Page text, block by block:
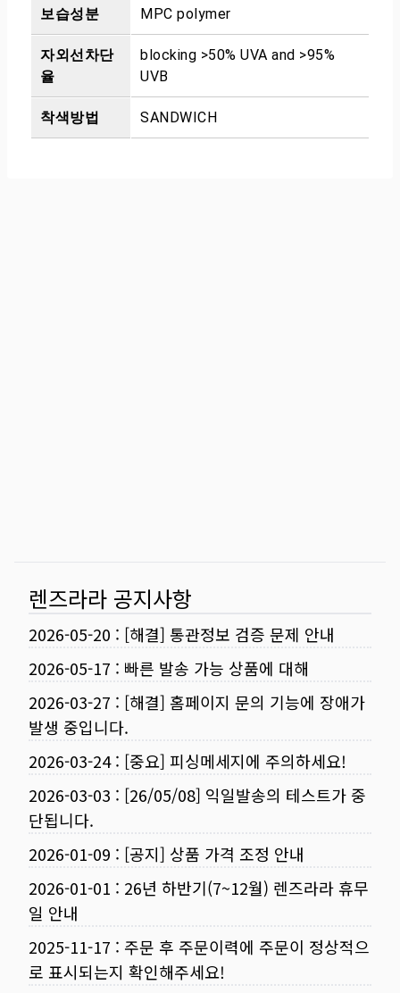
보습성분 MPC polymer
자외선차단
율
blocking >50% UVA and >95%
UVB
착색방법 SANDWICH
렌즈라라 공지사항
2026-05-20 : [해결] 통관정보 검증 문제 안내
2026-05-17 : 빠른 발송 가능 상품에 대해
2026-03-27 : [해결] 홈페이지 문의 기능에 장애가
발생 중입니다.
2026-03-24: [중요] 피싱메세지에 주의하세요!
2026-03-03 : [26/05/08] 익일발송의 테스트가 중
단됩니다.
2026-01-09 : [공지] 상품 가격 조정 안내
2026-01-01 : 26년 하반기(7~12월) 렌즈라라 휴무
일 안내
2025-11-17 : 주문 후 주문이력에 주문이 정상적으
로 표시되는지 확인해주세요!